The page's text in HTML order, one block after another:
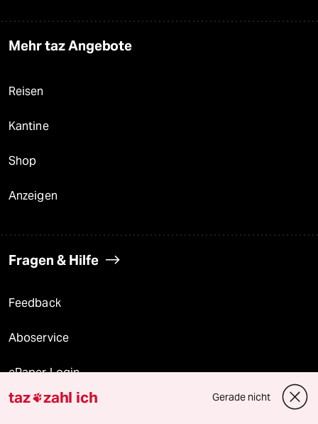
Mehr taz Angebote
Reisen
Kantine
Shop
Anzeigen
Fragen & Hilfe
Feedback
Aboservice
ePaper Login
Downloads für Abonnierende
taz zahl ich Gerade nicht